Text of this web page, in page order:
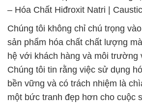
– Hóa Chất Hiđroxit Natri |
Chúng tôi không chỉ chú trọng
sản phẩm hóa chất chất lượng
hệ với khách hàng và môi trường
Chúng tôi tin rằng việc sử dụng
bền vững và có trách nhiệm là
một bức tranh đẹp hơn cho cuộc